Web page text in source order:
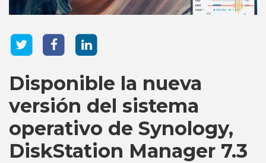
Disponible la nueva
versión del sistema
operativo de Synology,
DiskStation Manager 7.3